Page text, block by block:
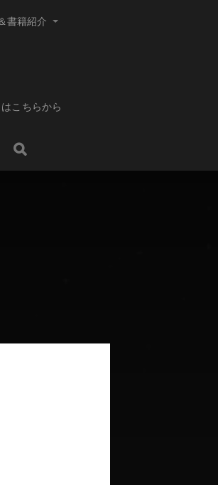
書籍紹介
こちらから